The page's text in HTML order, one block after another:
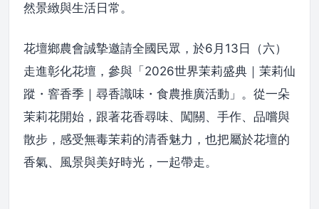
然景緻與生活日常。
花壇鄉農會誠摯邀請全國民眾，於6月13日（六）
走進彰化花壇，參與「2026世界茉莉盛典｜茉莉仙
蹤・窨香季｜尋香識味・食農推廣活動」。從一朵
茉莉花開始，跟著花香尋味、闖關、手作、品嚐與
散步，感受無毒茉莉的清香魅力，也把屬於花壇的
香氣、風景與美好時光，一起帶走。